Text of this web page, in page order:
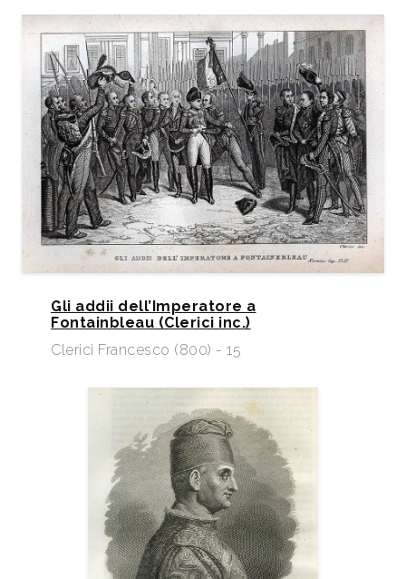
Gli addii dell’Imperatore a
Fontainbleau (Clerici inc.)
Clerici Francesco (800) - 15